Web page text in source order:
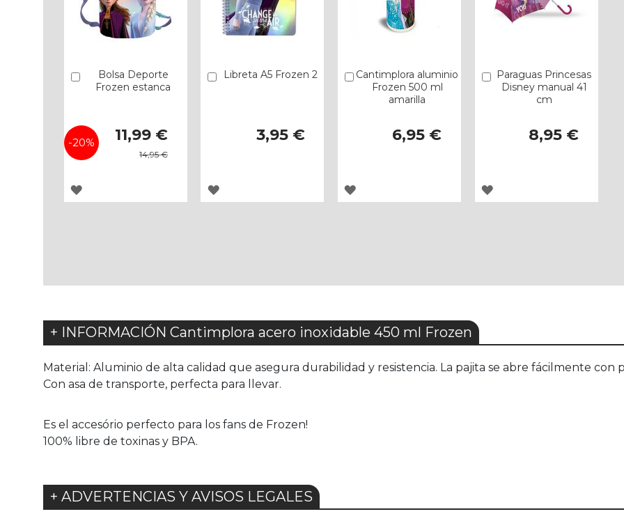
Bolsa Deporte
Frozen estanca
-20%
Precio
especial
11,99 €
14,95 €
Añadir
AGREGAR
Libreta A5 Frozen 2
3,95 €
Añadir
AGREGAR
Cantimplora aluminio
Frozen 500 ml
amarilla
6,95 €
Añadir
AGREGAR
Paraguas Princesas
Disney manual 41
cm
8,95 €
Añadir
AGREGAR
+ INFORMACIÓN Cantimplora acero inoxidable 450 ml Frozen
Material: Aluminio de alta calidad que asegura durabilidad y resistencia. La pajita se abre fácilmente con
Con asa de transporte, perfecta para llevar.
Es el accesório perfecto para los fans de Frozen!
100% libre de toxinas y BPA.
+ ADVERTENCIAS Y AVISOS LEGALES